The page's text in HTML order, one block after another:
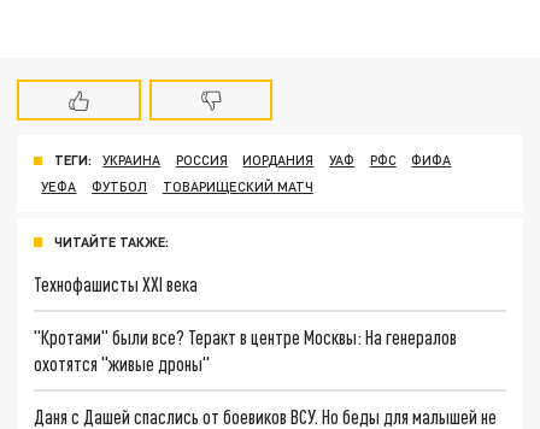
ТЕГИ: УКРАИНА РОССИЯ ИОРДАНИЯ УАФ РФС
ФИФА
УЕФА
ФУТБОЛ ТОВАРИЩЕСКИЙ МАТЧ
ЧИТАЙТЕ ТАКЖЕ:
Технофашисты XXI века
"Кротами" были все? Теракт в центре Москвы: На генералов
охотятся "живые дроны"
Даня с Дашей спаслись от боевиков ВСУ. Но беды для малышей не